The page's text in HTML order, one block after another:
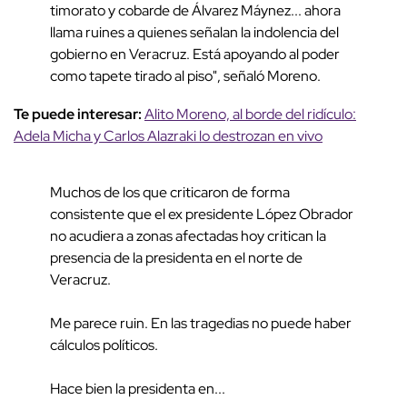
timorato y cobarde de Álvarez Máynez... ahora
llama ruines a quienes señalan la indolencia del
gobierno en Veracruz. Está apoyando al poder
como tapete tirado al piso", señaló Moreno.
Te puede interesar:Alito Moreno, al borde del ridículo:
Adela Micha y Carlos Alazraki lo destrozan en vivo
Muchos de los que criticaron de forma
consistente que el ex presidente López Obrador
no acudiera a zonas afectadas hoy critican la
presencia de la presidenta en el norte de
Veracruz.
Me parece ruin. En las tragedias no puede haber
cálculos políticos.
Hace bien la presidenta en...